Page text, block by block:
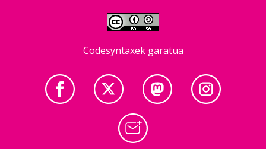
Codesyntaxek garatua